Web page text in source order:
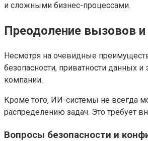
и сложными бизнес-процессами.
Преодоление вызовов
Несмотря на очевидные
безопасности, приватности данных
компании.
Кроме того, ИИ-системы не всегда
распределению задач. Это требует
Вопросы безопасности и